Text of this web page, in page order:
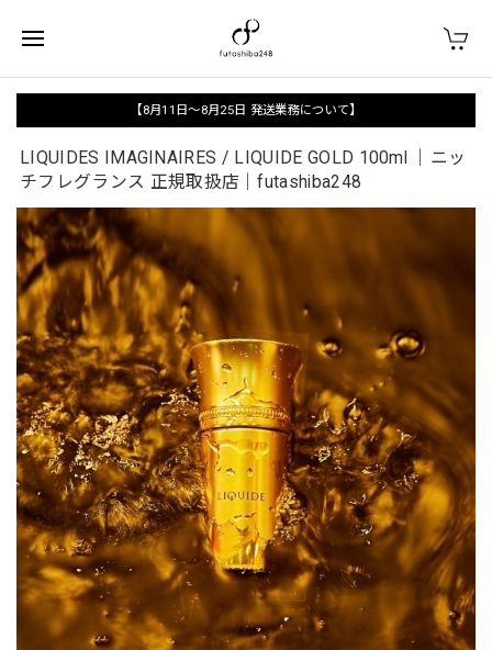
【8月11日〜8月25日 発送業務について】
LIQUIDES IMAGINAIRES / LIQUIDE GOLD 100ml ｜ニッ
チフレグランス 正規取扱店｜futashiba248